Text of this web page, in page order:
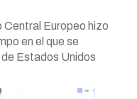
Central Europeo hizo
en el que se
Estados Unidos